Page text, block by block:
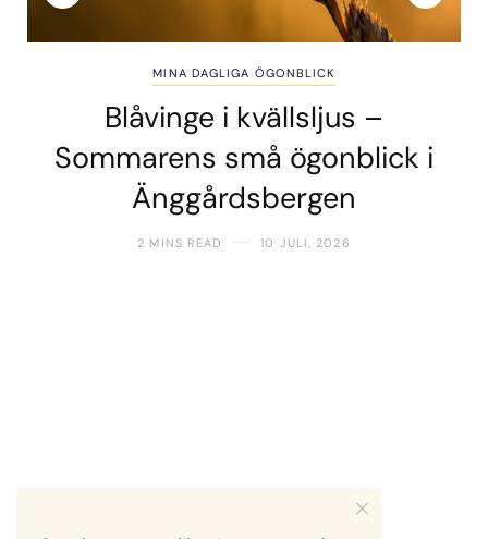
MINA DAGLIGA ÖGONBLICK
Blåvinge i kvällsljus –
Sommarens små ögonblick i
Änggårdsbergen
2 MINS READ 10 JULI, 2026